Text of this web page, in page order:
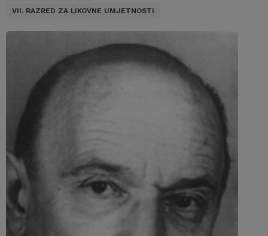
VII. RAZRED ZA LIKOVNE UMJETNOSTI